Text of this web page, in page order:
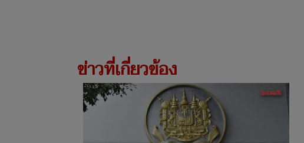
ข่าวที่เกี่ยวข้อง